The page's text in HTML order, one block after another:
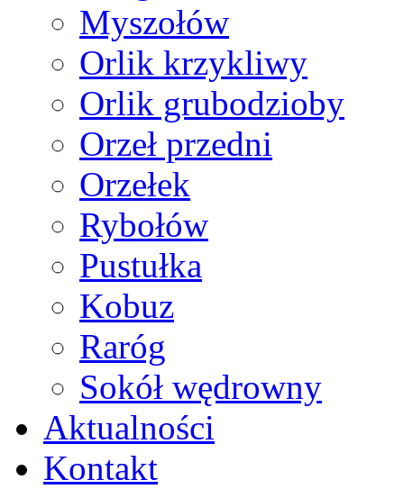
Myszołów
Orlik krzykliwy
Orlik grubodzioby
Orzeł przedni
Orzełek
Rybołów
Pustułka
Kobuz
Raróg
Sokół wędrowny
Aktualności
Kontakt